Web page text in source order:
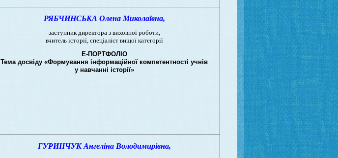
РЯБЧИНСЬКА Олена Миколаївна,
заступник директора з виховної роботи,
вчитель історії, спеціаліст вищої категорії
Е-ПОРТФОЛІО
Тема досвіду «Формування інформаційної компетентності учнів
у навчанні історії»
ГУРИНЧУК Ангеліна Володимирівна,